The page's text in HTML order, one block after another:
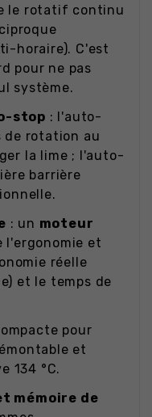
le rotatif continu
horaire). C'est
pour ne pas
système.
stop : l'auto-
de rotation au
la lime ; l'auto-
barrière
: un moteur
l'ergonomie et
réelle
et le temps de
pour
et
134 °C.
mémoire de